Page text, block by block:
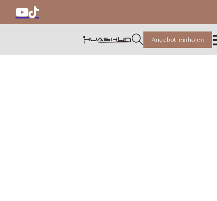
Angebot einholen